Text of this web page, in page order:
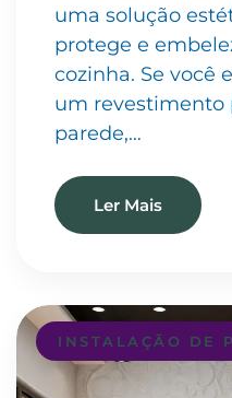
uma solução
protege e
cozinha. Se você
um revestimento
parede,…
Ler Mais
INSTALAÇÃO DE